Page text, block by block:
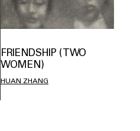
FRIENDSHIP (TWO
WOMEN)
HUAN ZHANG